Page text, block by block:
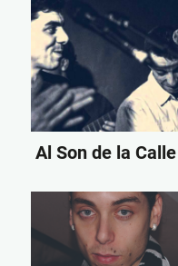
Al Son de la Calle